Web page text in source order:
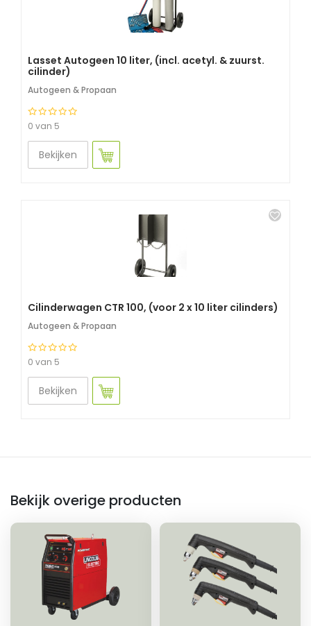
Lasset Autogeen 10 liter, (incl. acetyl. & zuurst.
cilinder)
Autogeen & Propaan
0 van 5
Bekijken
Cilinderwagen CTR 100, (voor 2 x 10 liter cilinders)
Autogeen & Propaan
0 van 5
Bekijken
Bekijk overige producten